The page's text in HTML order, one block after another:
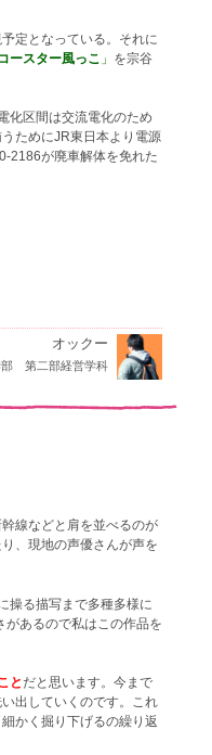
定となっている。それに
ースター風っこ 」 を宗谷
化区間は交流電化のため
ためにJR東日本より電源
2186が廃車解体を免れた
オックー
部 第二部経営学科
線などと肩を並べるのが
、現地の声優さんが声を
操る描写まで多種多様に
あるので私はこの作品を
と だと思います。今まで
出していくのです。これ
かく掘り下げるの繰り返